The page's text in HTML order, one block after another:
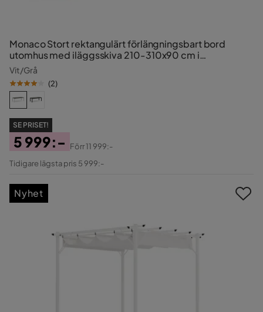
Monaco Stort rektangulärt förlängningsbart bord
utomhus med iläggsskiva 210-310x90 cm i
aluminium/plast
Vit/Grå
(2)
SE PRISET!
Pris
5 999:-
Original
Förr11 999:-
Tidigare lägsta pris 5 999:-
Nyhet